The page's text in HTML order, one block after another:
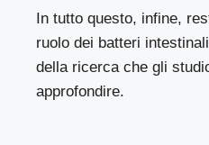
In tutto questo, infine,
ruolo dei batteri
della ricerca che gli
approfondire.